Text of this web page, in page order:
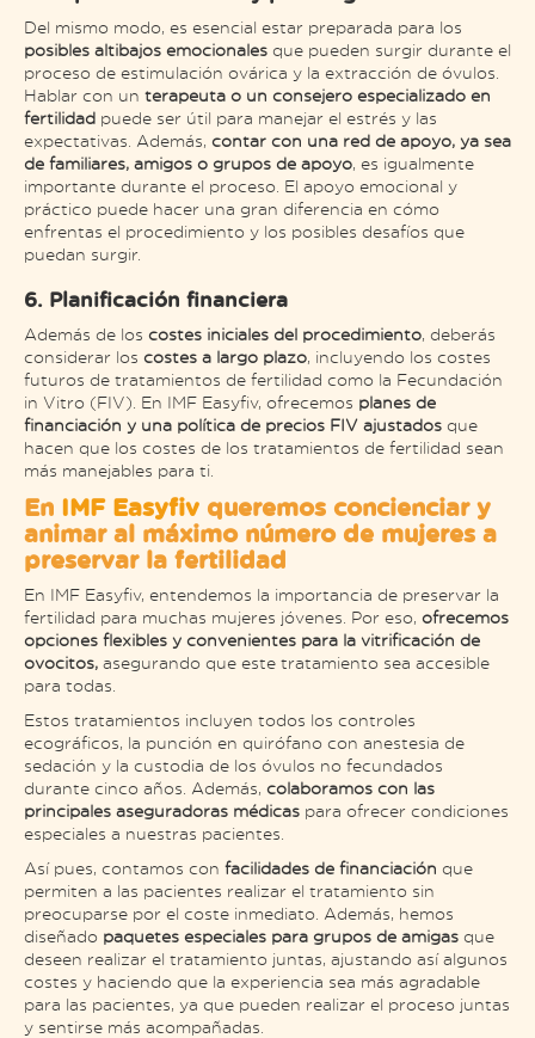
Del mismo modo, es esencial estar preparada para los
posibles altibajos emocionales que pueden surgir durante el
proceso de estimulación ovárica y la extracción de óvulos.
Hablar con un terapeuta o un consejero especializado en
fertilidad puede ser útil para manejar el estrés y las
expectativas. Además, contar con una red de apoyo, ya sea
de familiares, amigos o grupos de apoyo, es igualmente
importante durante el proceso. El apoyo emocional y
práctico puede hacer una gran diferencia en cómo
enfrentas el procedimiento y los posibles desafíos que
puedan surgir​.
6. Planificación financiera
Además de los costes iniciales del procedimiento, deberás
considerar los costes a largo plazo, incluyendo los costes
futuros de tratamientos de fertilidad como la Fecundación
in Vitro (FIV). En IMF Easyfiv, ofrecemos planes de
financiación y una política de precios FIV ajustados que
hacen que los costes de los tratamientos de fertilidad sean
más manejables para ti.
En IMF Easyfiv queremos concienciar y
animar al máximo número de mujeres a
preservar la fertilidad
En IMF Easyfiv, entendemos la importancia de preservar la
fertilidad para muchas mujeres jóvenes. Por eso, ofrecemos
opciones flexibles y convenientes para la vitrificación de
ovocitos, asegurando que este tratamiento sea accesible
para todas.
Estos tratamientos incluyen todos los controles
ecográficos, la punción en quirófano con anestesia de
sedación y la custodia de los óvulos no fecundados
durante cinco años. Además, colaboramos con las
principales aseguradoras médicas para ofrecer condiciones
especiales a nuestras pacientes.
Así pues, contamos con facilidades de financiación que
permiten a las pacientes realizar el tratamiento sin
preocuparse por el coste inmediato. Además, hemos
diseñado paquetes especiales para grupos de amigas que
deseen realizar el tratamiento juntas, ajustando así algunos
costes y haciendo que la experiencia sea más agradable
para las pacientes, ya que pueden realizar el proceso juntas
y sentirse más acompañadas.